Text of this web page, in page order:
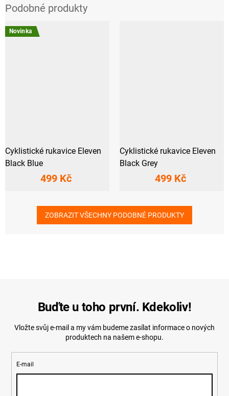
Novinka
Cyklistické rukavice Eleven
Black Blue
499 Kč
Cyklistické rukavice Eleven
Black Grey
499 Kč
ZOBRAZIT VŠECHNY PODOBNÉ PRODUKTY
Buďte u toho první. Kdekoliv!
Vložte svůj e-mail a my vám budeme zasílat informace o nových
produktech na našem e-shopu.
E-mail